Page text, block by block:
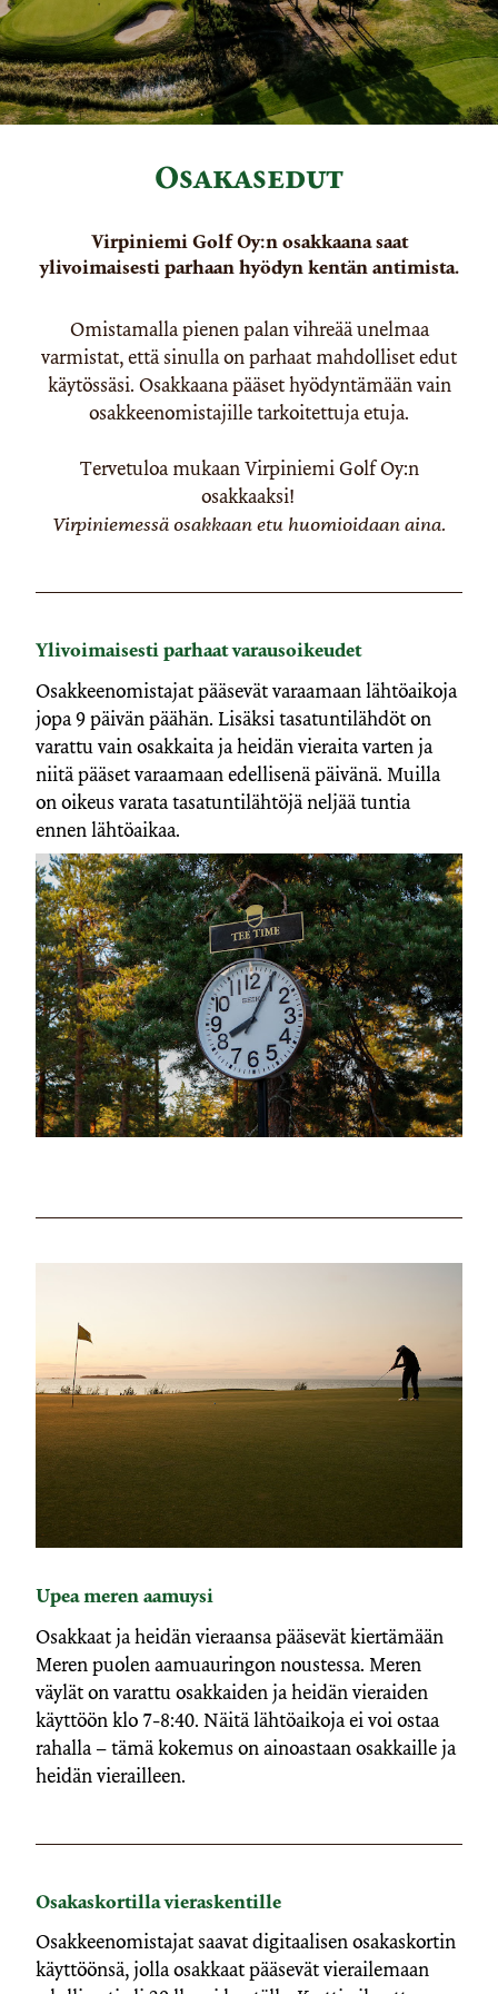
Osakasedut
Virpiniemi Golf Oy:n osakkaana saat
ylivoimaisesti parhaan hyödyn kentän antimista.
Omistamalla pienen palan vihreää unelmaa
varmistat, että sinulla on parhaat mahdolliset edut
käytössäsi. Osakkaana pääset hyödyntämään vain
osakkeenomistajille tarkoitettuja etuja.
Tervetuloa mukaan Virpiniemi Golf Oy:n
osakkaaksi!
Virpiniemessä osakkaan etu huomioidaan aina.
Ylivoimaisesti parhaat varausoikeudet
Osakkeenomistajat pääsevät varaamaan lähtöaikoja
jopa 9 päivän päähän. Lisäksi tasatuntilähdöt on
varattu vain osakkaita ja heidän vieraita varten ja
niitä pääset varaamaan edellisenä päivänä. Muilla
on oikeus varata tasatuntilähtöjä neljää tuntia
ennen lähtöaikaa.
Upea meren aamuysi
Osakkaat ja heidän vieraansa pääsevät kiertämään
Meren puolen aamuauringon noustessa. Meren
väylät on varattu osakkaiden ja heidän vieraiden
käyttöön klo 7-8:40. Näitä lähtöaikoja ei voi ostaa
rahalla – tämä kokemus on ainoastaan osakkaille ja
heidän vierailleen.
Osakaskortilla vieraskentille
Osakkeenomistajat saavat digitaalisen osakaskortin
käyttöönsä, jolla osakkaat pääsevät vierailemaan